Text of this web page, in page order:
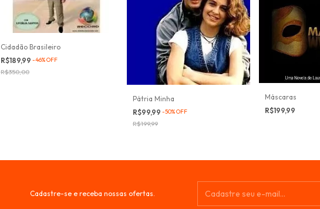
Cidadão Brasileiro
R$189,99 -46%OFF
R$350,00
Pátria Minha
R$99,99 -50%OFF
R$199,99
Máscaras
R$199,99
Cadastre-se e receba nossas ofertas.